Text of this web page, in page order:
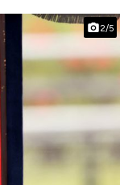
2/5